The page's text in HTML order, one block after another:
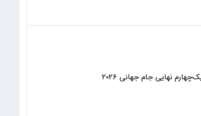
نهایی جام جهانی ۲۰۲۶